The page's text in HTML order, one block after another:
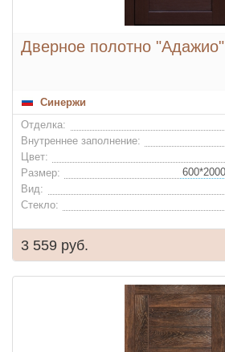
Дверное полотно "Адажио"
Синержи
Отделка:
Внутреннее заполнение:
Цвет:
Размер:
Вид:
Стекло:
3 559 руб.